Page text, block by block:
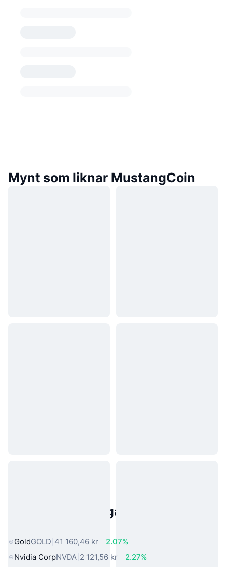
Mynt som liknar MustangCoin
Populära tillgångar från den
GoldGOLD 41 160,46 kr
2.07%
Nvidia CorpNVDA 2 121,56 kr
2.27%